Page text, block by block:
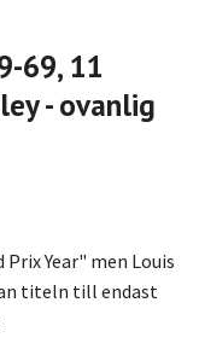
69, 11
- ovanlig
Year" men Louis
titeln till endast